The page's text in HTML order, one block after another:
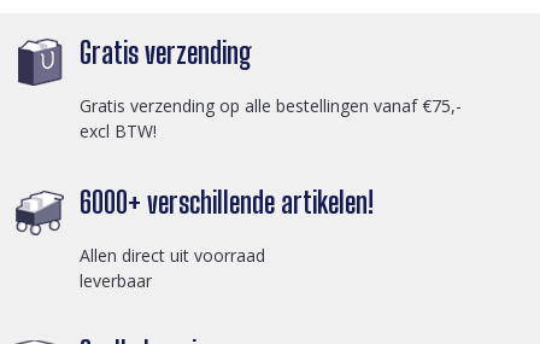
Gratis verzending
Gratis verzending op alle bestellingen vanaf €75,-
excl BTW!
6000+ verschillende artikelen!
Allen direct uit voorraad
leverbaar